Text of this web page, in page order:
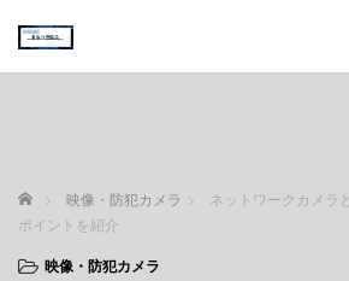
ホーム 映像・防犯カメラ
ネットワークカメラ
ポイントを紹介
映像・防犯カメラ